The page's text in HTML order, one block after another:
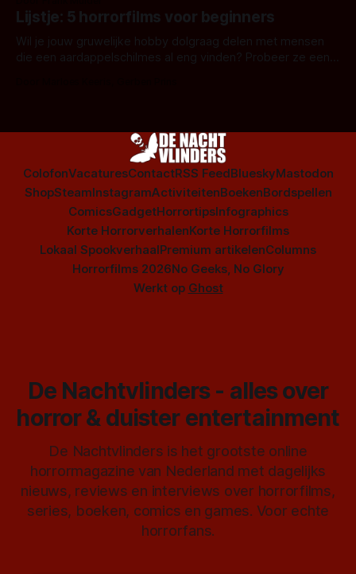
Amsterdamned of The Johnsons. Maar Nederlandse horror
is niet beperkt tot films. Hier een aantal Nederlandse tv-
series uit het duistere of horrorgenre. Als
Lijstje: 5 horrorfilms voor beginners
Wil je jouw gruwelijke hobby dolgraag delen met mensen
die een aardappelschilmes al eng vinden? Probeer ze eens
ColofonVacaturesContactRSS FeedBlueskyMastodon
ShopSteamInstagramActiviteitenBoekenBordspellen
ComicsGadgetHorrortipsInfographics
Korte HorrorverhalenKorte Horrorfilms
Lokaal SpookverhaalPremium artikelenColumns
Horrorfilms 2026No Geeks, No Glory
Werkt op Ghost
De Nachtvlinders - alles over
horror & duister entertainment
De Nachtvlinders is het grootste online
horrormagazine van Nederland met dagelijks
nieuws, reviews en interviews over horrorfilms,
series, boeken, comics en games. Voor echte
horrorfans.